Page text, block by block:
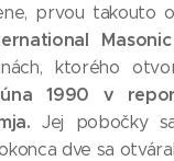
prvou takouto
ktorého
1990 v
Jej pobočky
dve sa